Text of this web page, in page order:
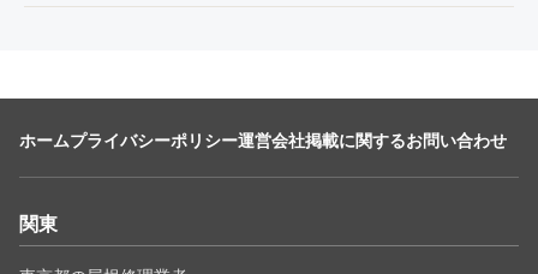
ホームプライバシーポリシー運営会社掲載に関するお問い合わせ
関東